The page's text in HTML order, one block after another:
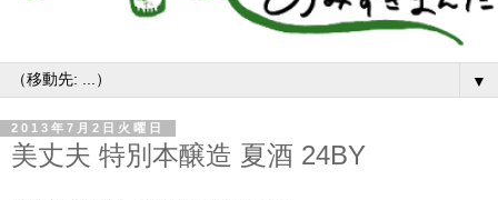
▼
2013年7月2日火曜日
美丈夫 特別本醸造 夏酒 24BY